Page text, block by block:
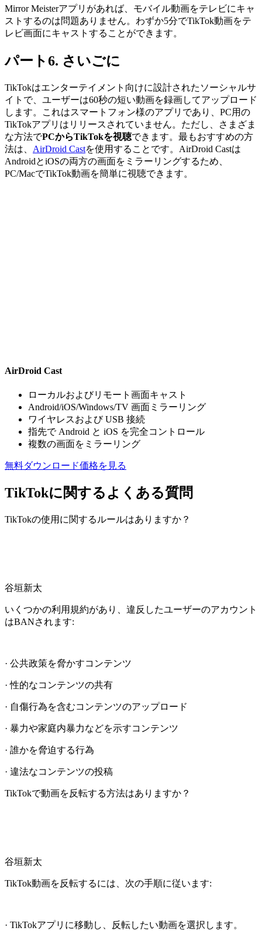
Mirror Meisterアプリがあれば、モバイル動画をテレビにキャ
ストするのは問題ありません。わずか5分でTikTok動画をテ
レビ画面にキャストすることができます。
パート6. さいごに
TikTokはエンターテイメント向けに設計されたソーシャルサ
イトで、ユーザーは60秒の短い動画を録画してアップロード
します。これはスマートフォン様のアプリであり、PC用の
TikTokアプリはリリースされていません。ただし、さまざま
な方法でPCからTikTokを視聴できます。最もおすすめの方
法は、 AirDroid Castを使用することです。AirDroid Castは
AndroidとiOSの両方の画面をミラーリングするため、
PC/MacでTikTok動画を簡単に視聴できます。
AirDroid Cast
ローカルおよびリモート画面キャスト
Android/iOS/Windows/TV 画面ミラーリング
ワイヤレスおよび USB 接続
指先で Android と iOS を完全コントロール
複数の画面をミラーリング
無料ダウンロード価格を見る
TikTokに関するよくある質問
TikTokの使用に関するルールはありますか？
谷垣新太
いくつかの利用規約があり、違反したユーザーのアカウント
はBANされます:
· 公共政策を脅かすコンテンツ
· 性的なコンテンツの共有
· 自傷行為を含むコンテンツのアップロード
· 暴力や家庭内暴力などを示すコンテンツ
· 誰かを脅迫する行為
· 違法なコンテンツの投稿
TikTokで動画を反転する方法はありますか？
谷垣新太
TikTok動画を反転するには、次の手順に従います:
· TikTokアプリに移動し、反転したい動画を選択します。